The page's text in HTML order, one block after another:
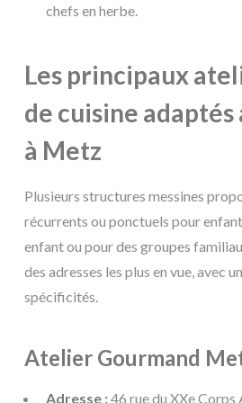
chefs en herbe.
Les principaux
de cuisine
à Metz
Plusieurs structures messines
récurrents ou ponctuels pour
enfant ou pour des groupes
des adresses les plus en vue, avec
spécificités.
Atelier Gourmand
Adresse :46 rue du XXe